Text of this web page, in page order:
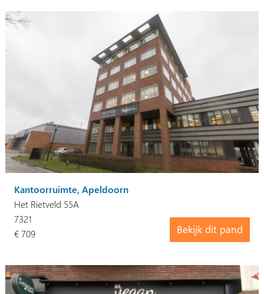
Kantoorruimte, Apeldoorn
Het Rietveld 55A
Bekijk dit pand
7321
€ 709